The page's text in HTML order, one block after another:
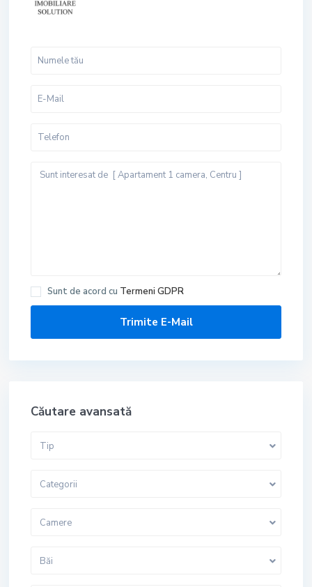
Sunt de acord cu Termeni GDPR
Căutare avansată
Tip
Categorii
Camere
Băi